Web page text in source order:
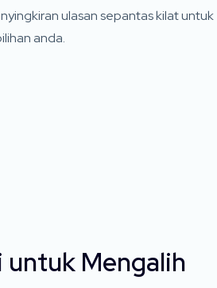
ulasan sepantas kilat untuk
anda.
untuk Mengalih